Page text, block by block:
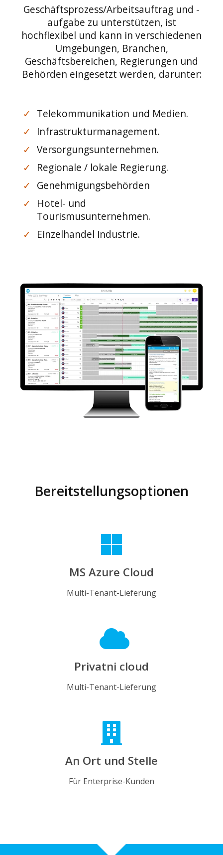
Geschäftsprozess/Arbeitsauftrag und -
aufgabe zu unterstützen, ist
hochflexibel und kann in verschiedenen
Umgebungen, Branchen,
Geschäftsbereichen, Regierungen und
Behörden eingesetzt werden, darunter:
✓
Telekommunikation und Medien.
✓
Infrastrukturmanagement.
✓ Versorgungsunternehmen.
✓
Regionale / lokale Regierung.
✓
Genehmigungsbehörden
✓
Hotel- und
Tourismusunternehmen.
✓
Einzelhandel Industrie.
Bereitstellungsoptionen
MS Azure Cloud
Multi-Tenant-Lieferung
Privatni cloud
Multi-Tenant-Lieferung
An Ort und Stelle
Für Enterprise-Kunden